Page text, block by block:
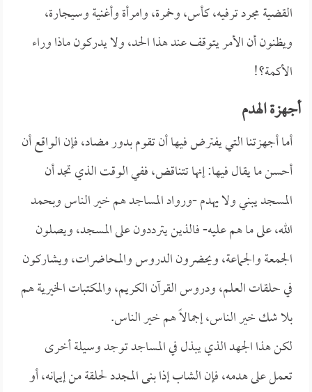
القضية مجرد ترفيه، كأس، وخمرة، وامرأة وأغنية وسيجارة،
ويظنون أن الأمر يتوقف عند هذا الحد، ولا يدركون ماذا وراء
الأكمة؟!
أجهزة الهدم
أما أجهزتنا التي يفترض فيها أن تقوم بدور مضاد، فإن الواقع أن
أحسن ما يقال فيها: إنها تتناقض، ففي الوقت الذي تجد أن
المسجد يبني ولا يهدم -ورواد المساجد هم خير الناس وبحمد
الله، على ما هم عليه- فالذين يترددون على المسجد، ويصلون
الجمعة والجماعة، ويحضرون الدروس والمحاضرات، ويشاركون
في حلقات العلم، ودروس القرآن الكريم، والمكتبات الخيرية هم
بلا شك خير الناس، إجمالاً هم خير الناس.
لكن هذا الجهد الذي يبذل في المساجد توجد وسيلة أخرى
تعمل على هدمه، فإن الشاب إذا بنى المجدد لحلقة من إيمانه، أو